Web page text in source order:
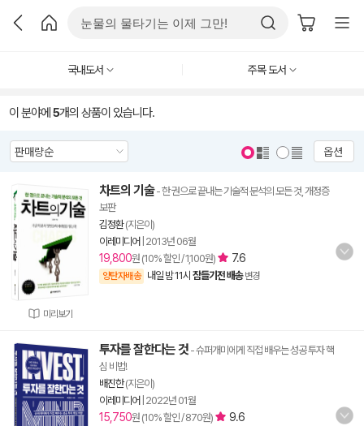
국내도서 주목 도서
이 분야에 5개의 상품이 있습니다.
옵션
미리보기
차트의 기술- 한 권으로 끝내는 기술적 분석의 모든 것, 개정증
보판
김정환(지은이)
이레미디어 2013년 06월
19,800원 (10% 할인 / 1,100원) 7.6
양탄자배송 내일 밤 11시 잠들기전 배송 변경
투자를 잘한다는 것 - 슈퍼개미에게 직접 배우는 성공 투자 핵
심 비법!
배진한(지은이)
이레미디어 2022년 01월
15,750원 (10% 할인 / 870원) 9.6